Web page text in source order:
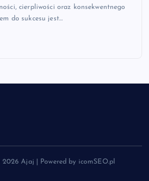
cierpliwości oraz konsekwentnego
do sukcesu jest…
Ajaj | Powered by icomSEO.pl